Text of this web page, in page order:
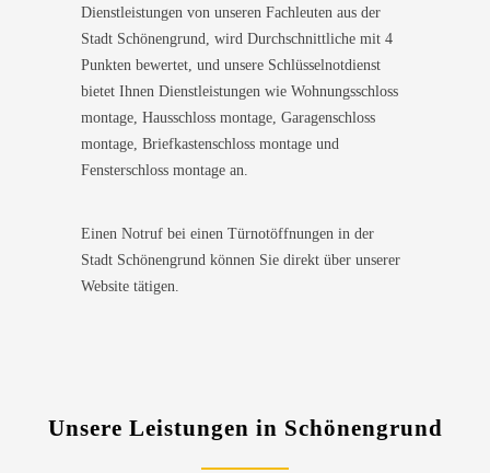
Dienstleistungen von unseren Fachleuten aus der
Stadt Schönengrund, wird Durchschnittliche mit 4
Punkten bewertet, und unsere Schlüsselnotdienst
bietet Ihnen Dienstleistungen wie Wohnungsschloss
montage, Hausschloss montage, Garagenschloss
montage, Briefkastenschloss montage und
Fensterschloss montage an.
Einen Notruf bei einen Türnotöffnungen in der
Stadt Schönengrund können Sie direkt über unserer
Website tätigen.
Unsere Leistungen in Schönengrund